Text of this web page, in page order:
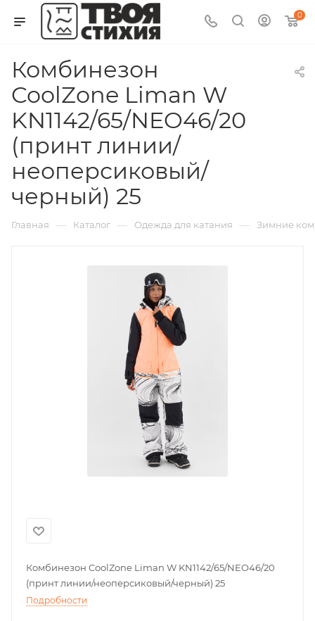
0
Комбинезон
CoolZone Liman W
KN1142/65/NEO46/20
(принт линии/
неоперсиковый/
черный) 25
Главная — Каталог — Одежда для катания — Зимние
Комбинезон CoolZone Liman W KN1142/65/NEO46/20
(принт линии/неоперсиковый/черный) 25
Подробности